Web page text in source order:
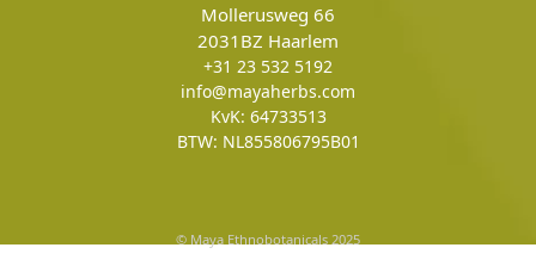
Mollerusweg 66
2031BZ Haarlem
+31 23 532 5192
info@mayaherbs.com
KvK: 64733513
BTW: NL855806795B01
© Maya Ethnobotanicals 2025